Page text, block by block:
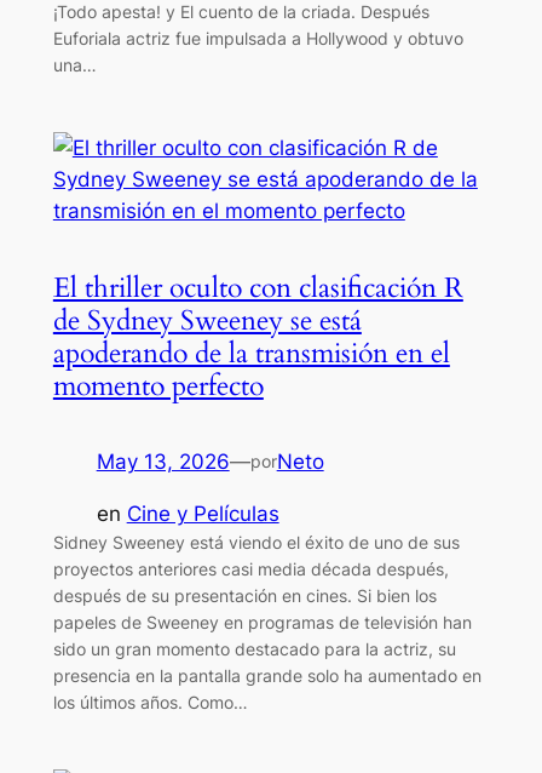
¡Todo apesta! y El cuento de la criada. Después
Euforiala actriz fue impulsada a Hollywood y obtuvo
una…
El thriller oculto con clasificación R
de Sydney Sweeney se está
apoderando de la transmisión en el
momento perfecto
May 13, 2026—porNeto
en Cine y Películas
Sidney Sweeney está viendo el éxito de uno de sus
proyectos anteriores casi media década después,
después de su presentación en cines. Si bien los
papeles de Sweeney en programas de televisión han
sido un gran momento destacado para la actriz, su
presencia en la pantalla grande solo ha aumentado en
los últimos años. Como…